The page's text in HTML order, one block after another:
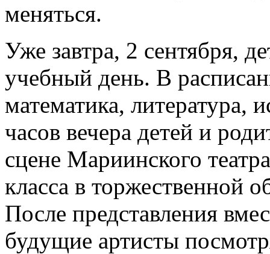
меняться.
Уже завтра, 2 сентября,
учебный день. В
математика, литература,
часов вечера детей и
сцене Мариинского
класса в торжественной
После представления
будущие артисты